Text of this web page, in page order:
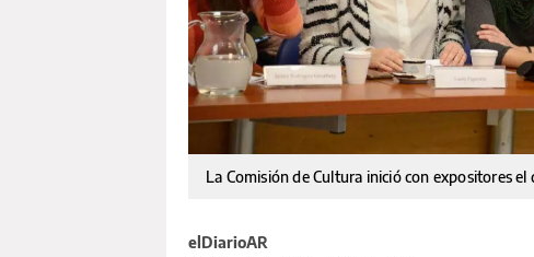
La Comisión de Cultura inició con expositores
elDiarioAR